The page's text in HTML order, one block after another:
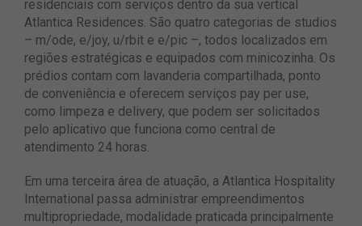
residenciais com serviços dentro da sua vertical
Atlantica Residences. São quatro categorias de studios
– m/ode, e/joy, u/rbit e e/pic –, todos localizados em
regiões estratégicas e equipados com minicozinha. Os
prédios contam com lavanderia compartilhada, ponto
de conveniência e oferecem serviços pay per use,
como limpeza e delivery, que podem ser solicitados
pelo aplicativo que funciona como central de
atendimento 24 horas.
Em uma terceira área de atuação, a Atlantica Hospitality
International passa administrar empreendimentos
multipropriedade, modalidade praticada principalmente